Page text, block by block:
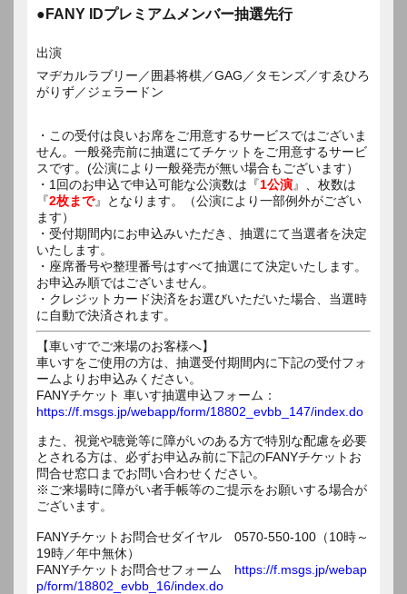
●FANY IDプレミアムメンバー抽選先行
出演
マヂカルラブリー／囲碁将棋／GAG／タモンズ／すゑひろ
がりず／ジェラードン
・この受付は良いお席をご用意するサービスではございま
せん。一般発売前に抽選にてチケットをご用意するサービ
スです。(公演により一般発売が無い場合もございます）
・1回のお申込で申込可能な公演数は『1公演』、枚数は
『2枚まで』となります。（公演により一部例外がござい
ます）
・受付期間内にお申込みいただき、抽選にて当選者を決定
いたします。
・座席番号や整理番号はすべて抽選にて決定いたします。
お申込み順ではございません。
・クレジットカード決済をお選びいただいた場合、当選時
に自動で決済されます。
【車いすでご来場のお客様へ】
車いすをご使用の方は、抽選受付期間内に下記の受付フォ
ームよりお申込みください。
FANYチケット 車いす抽選申込フォーム：
https://f.msgs.jp/webapp/form/18802_evbb_147/index.do
また、視覚や聴覚等に障がいのある方で特別な配慮を必要
とされる方は、必ずお申込み前に下記のFANYチケットお
問合せ窓口までお問い合わせください。
※ご来場時に障がい者手帳等のご提示をお願いする場合が
ございます。
FANYチケットお問合せダイヤル 0570-550-100（10時～
19時／年中無休）
FANYチケットお問合せフォーム https://f.msgs.jp/webap
p/form/18802_evbb_16/index.do